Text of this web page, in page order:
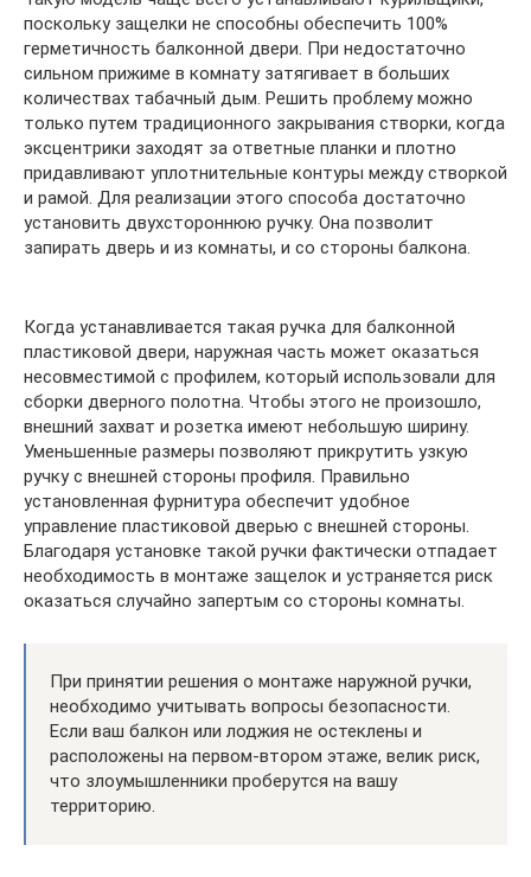
поскольку защелки не способны обеспечить 100%
герметичность балконной двери. При недостаточно
сильном прижиме в комнату затягивает в больших
количествах табачный дым. Решить проблему можно
только путем традиционного закрывания створки, когда
эксцентрики заходят за ответные планки и плотно
придавливают уплотнительные контуры между створкой
и рамой. Для реализации этого способа достаточно
установить двухстороннюю ручку. Она позволит
запирать дверь и из комнаты, и со стороны балкона.
Когда устанавливается такая ручка для балконной
пластиковой двери, наружная часть может оказаться
несовместимой с профилем, который использовали для
сборки дверного полотна. Чтобы этого не произошло,
внешний захват и розетка имеют небольшую ширину.
Уменьшенные размеры позволяют прикрутить узкую
ручку с внешней стороны профиля. Правильно
установленная фурнитура обеспечит удобное
управление пластиковой дверью с внешней стороны.
Благодаря установке такой ручки фактически отпадает
необходимость в монтаже защелок и устраняется риск
оказаться случайно запертым со стороны комнаты.
При принятии решения о монтаже наружной ручки,
необходимо учитывать вопросы безопасности.
Если ваш балкон или лоджия не остеклены и
расположены на первом-втором этаже, велик риск,
что злоумышленники проберутся на вашу
территорию.